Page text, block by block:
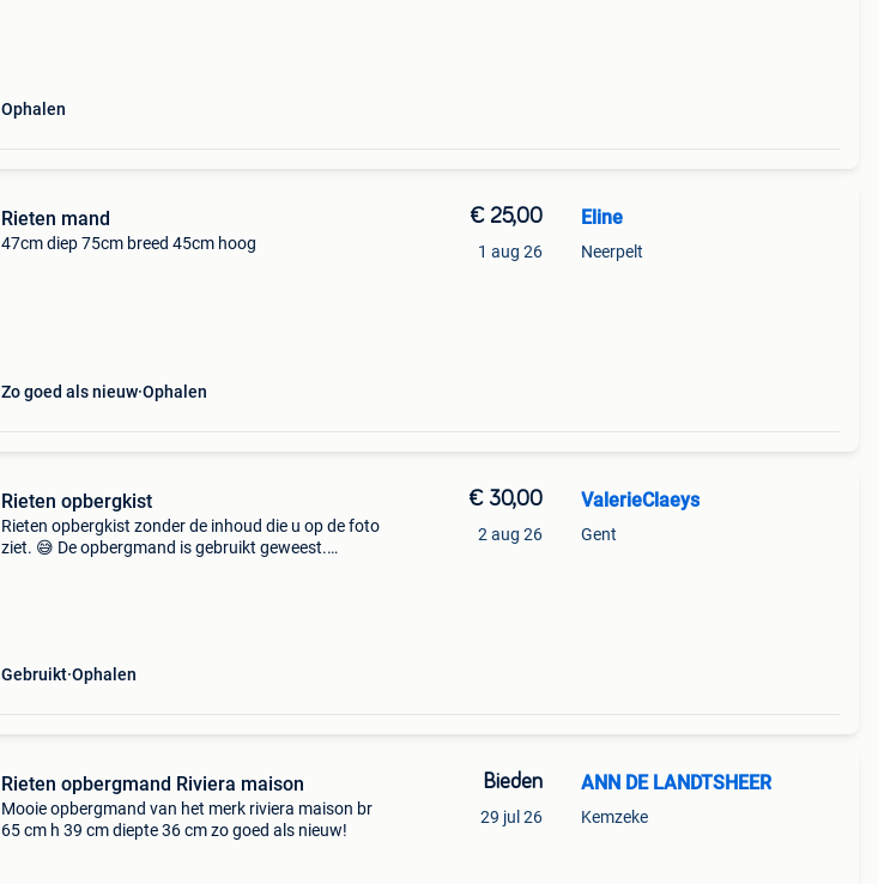
Ophalen
Rieten mand
47cm diep 75cm breed 45cm hoog
Zo goed als nieuw Ophalen
€ 25,00
1 aug 26
Eline
Neerpelt
Rieten opbergkist
Rieten opbergkist zonder de inhoud die u op de foto
ziet. 😅 De opbergmand is gebruikt geweest.
Gebruikt Ophalen
€ 30,00
2 aug 26
ValerieClaeys
Gent
Rieten opbergmand Riviera maison
Mooie opbergmand van het merk riviera maison br
65 cm h 39 cm diepte 36 cm zo goed als nieuw!
Bieden
29 jul 26
ANN DE LANDTSHEER
Kemzeke